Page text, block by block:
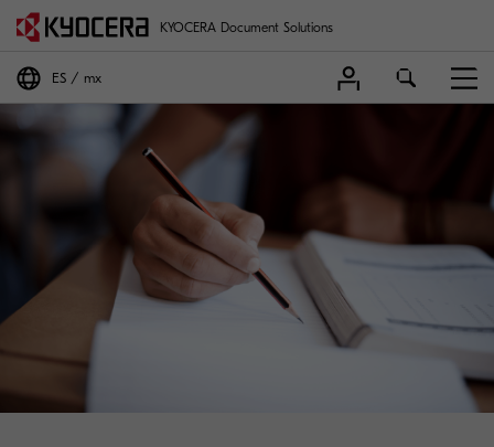
KYOCERA Document Solutions
ES mx